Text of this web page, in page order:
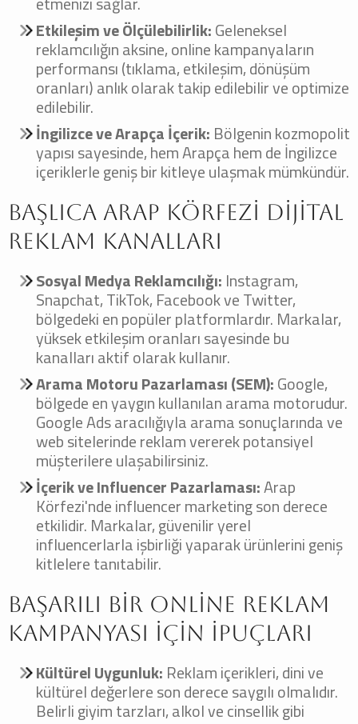
Etkileşim ve Ölçülebilirlik:Geleneksel
reklamcılığın aksine, online kampanyaların
performansı (tıklama, etkileşim, dönüşüm
oranları) anlık olarak takip edilebilir ve optimize
edilebilir.
İngilizce ve Arapça İçerik: Bölgenin kozmopolit
yapısı sayesinde, hem Arapça hem de İngilizce
içeriklerle geniş bir kitleye ulaşmak mümkündür.
Başlıca Arap Körfezi Dijital
Reklam Kanalları
Sosyal Medya Reklamcılığı: Instagram,
Snapchat, TikTok, Facebook ve Twitter,
bölgedeki en popüler platformlardır. Markalar,
yüksek etkileşim oranları sayesinde bu
kanalları aktif olarak kullanır.
Arama Motoru Pazarlaması (SEM):Google,
bölgede en yaygın kullanılan arama motorudur.
Google Ads aracılığıyla arama sonuçlarında ve
web sitelerinde reklam vererek potansiyel
müşterilere ulaşabilirsiniz.
İçerik ve Influencer Pazarlaması:Arap
Körfezi'nde influencer marketing son derece
etkilidir. Markalar, güvenilir yerel
influencerlarla işbirliği yaparak ürünlerini geniş
kitlelere tanıtabilir.
Başarılı Bir Online Reklam
Kampanyası İçin İpuçları
Kültürel Uygunluk: Reklam içerikleri, dini ve
kültürel değerlere son derece saygılı olmalıdır.
Belirli giyim tarzları, alkol ve cinsellik gibi